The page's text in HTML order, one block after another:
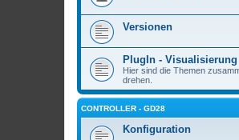
Versionen
PlugIn - Visualisierung
Hier sind die Themen
drehen.
CONTROLLER - GD28
Konfiguration